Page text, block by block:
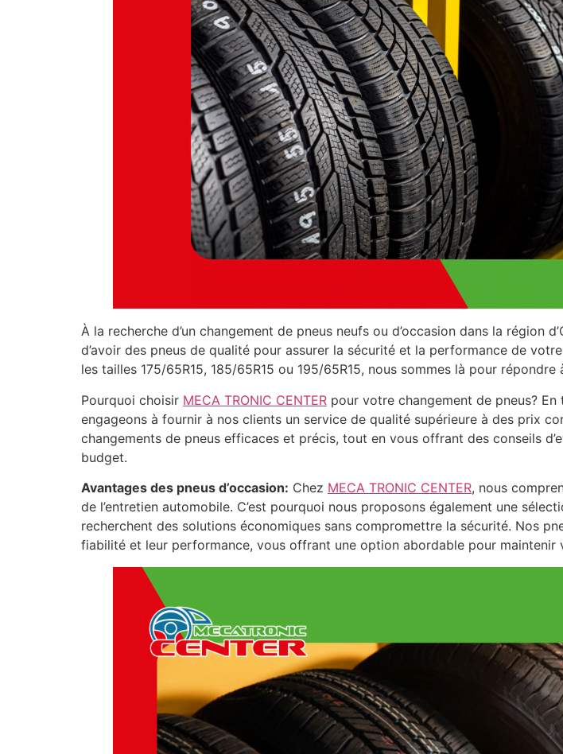
À la recherche d’un changement de pneus neufs ou d’occasion dans la région
d’avoir des pneus de qualité pour assurer la sécurité et la performance de
les tailles 175/65R15, 185/65R15 ou 195/65R15, nous sommes là pour
Pourquoi choisir MECA TRONIC CENTER pour votre changement de pneus?
engageons à fournir à nos clients un service de qualité supérieure à des prix
changements de pneus efficaces et précis, tout en vous offrant des conseils
budget.
Avantages des pneus d’occasion: Chez MECA TRONIC CENTER, nous
de l’entretien automobile. C’est pourquoi nous proposons également une
recherchent des solutions économiques sans compromettre la sécurité. Nos
fiabilité et leur performance, vous offrant une option abordable pour